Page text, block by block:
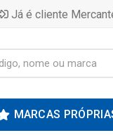
Já é cliente
MARCAS